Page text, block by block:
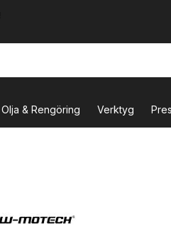
Olja & Rengöring Verktyg